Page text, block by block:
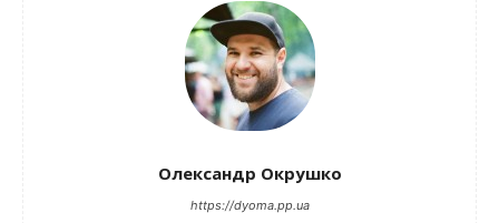
Олександр Окрушко
https://dyoma.pp.ua